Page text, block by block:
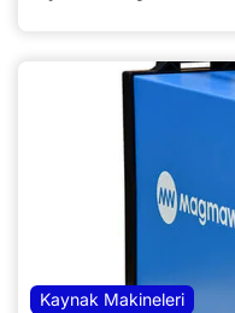
Kaynak Makineleri